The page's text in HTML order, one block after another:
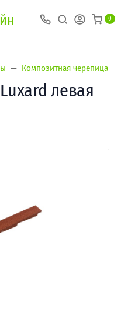
0
Композитная черепица
левая